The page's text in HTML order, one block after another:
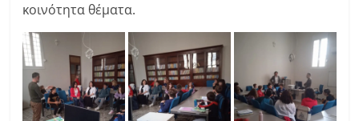
κοινότητα θέματα.